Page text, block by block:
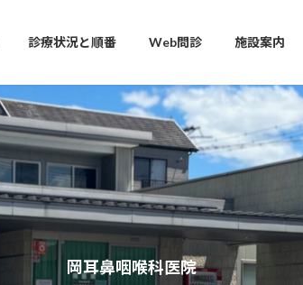
診療状況と順番 Web問診 施設案内
岡耳鼻咽喉科医院